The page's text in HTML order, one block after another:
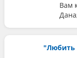
Вам
"Любить